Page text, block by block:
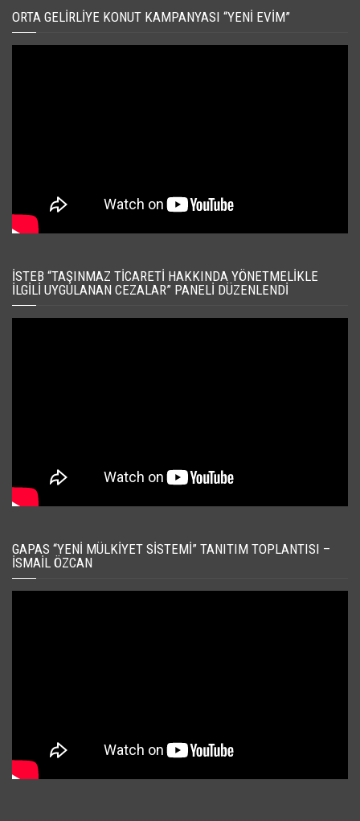
ORTA GELIRLIYE KONUT KAMPANYASI “YENI EVIM”
İSTEB “TAŞINMAZ TICARETI HAKKINDA YÖNETMELIKLE
İLGILI UYGULANAN CEZALAR” PANELI DÜZENLENDI
GAPAS “YENI MÜLKIYET SISTEMI” TANITIM TOPLANTISI –
İSMAIL ÖZCAN